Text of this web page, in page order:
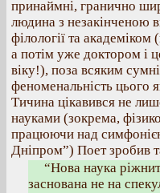
принаймні, гранично
людина з незакінченою
філології та
а потім уже доктором і
віку!), поза всяким
феноменальність
Тичина цікавився не
науками (зокрема,
працюючи над
Дніпром”) Поет зробив
“Нова наука
заснована не на